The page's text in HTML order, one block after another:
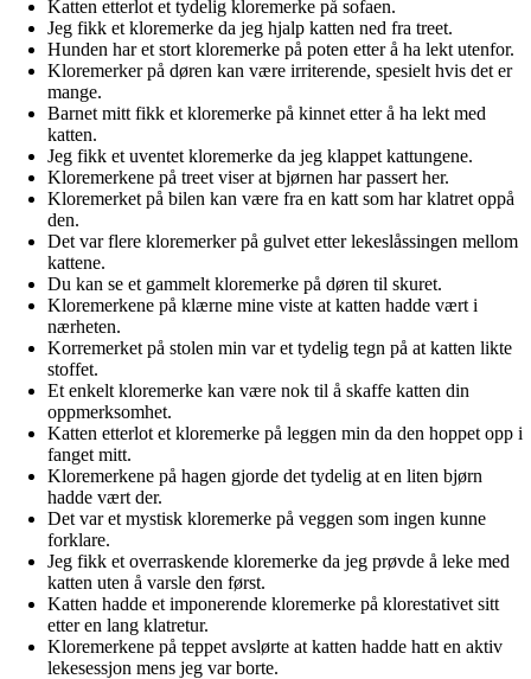
Katten etterlot et tydelig kloremerke på sofaen.
Jeg fikk et kloremerke da jeg hjalp katten ned fra treet.
Hunden har et stort kloremerke på poten etter å ha lekt utenfor.
Kloremerker på døren kan være irriterende, spesielt hvis det er
mange.
Barnet mitt fikk et kloremerke på kinnet etter å ha lekt med
katten.
Jeg fikk et uventet kloremerke da jeg klappet kattungene.
Kloremerkene på treet viser at bjørnen har passert her.
Kloremerket på bilen kan være fra en katt som har klatret oppå
den.
Det var flere kloremerker på gulvet etter lekeslåssingen mellom
kattene.
Du kan se et gammelt kloremerke på døren til skuret.
Kloremerkene på klærne mine viste at katten hadde vært i
nærheten.
Korremerket på stolen min var et tydelig tegn på at katten likte
stoffet.
Et enkelt kloremerke kan være nok til å skaffe katten din
oppmerksomhet.
Katten etterlot et kloremerke på leggen min da den hoppet opp i
fanget mitt.
Kloremerkene på hagen gjorde det tydelig at en liten bjørn
hadde vært der.
Det var et mystisk kloremerke på veggen som ingen kunne
forklare.
Jeg fikk et overraskende kloremerke da jeg prøvde å leke med
katten uten å varsle den først.
Katten hadde et imponerende kloremerke på klorestativet sitt
etter en lang klatretur.
Kloremerkene på teppet avslørte at katten hadde hatt en aktiv
lekesessjon mens jeg var borte.